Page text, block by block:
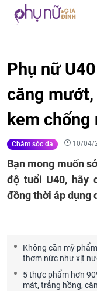
Phụ nữ
căng
kem chống
Chăm sóc da 10/04/
Bạn mong muốn
độ tuổi U40, hãy
đồng thời áp dụng
Không cần mỹ
thơm nức như xịt
5 thực phẩm hơn
mát, trắng hồng,